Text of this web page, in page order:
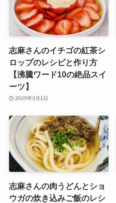
志麻さんのイチゴの紅茶シ
ロップのレシピと作り方
【沸騰ワード10の絶品スイ
ーツ】
2025年3月1日
志麻さんの肉うどんとショ
ウガの炊き込みご飯のレシ